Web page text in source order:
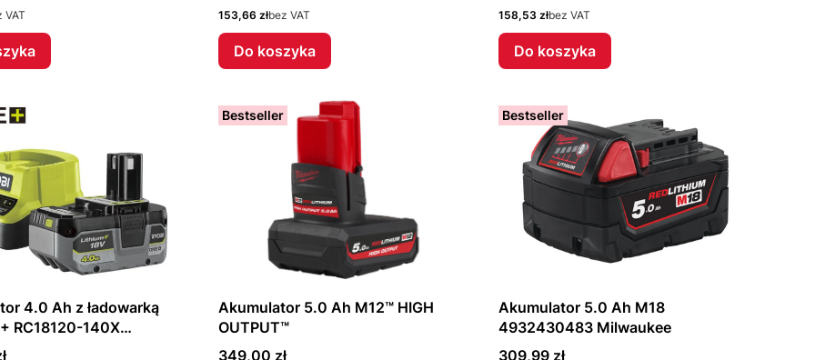
VAT Cena
153,66 złbez VAT
Do koszyka
Cena
158,53 złbez VAT
Do koszyka
4.0 Ah z ładowarką
RC18120-140X
Bestseller
Akumulator 5.0 Ah M12™ HIGH
OUTPUT™
Cena
349,00 zł
Bestseller
Akumulator 5.0 Ah M18
4932430483 Milwaukee
Cena
309,99 zł